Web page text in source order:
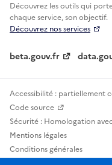
Découvrez les outils qui
chaque service, son objectif.
Découvrez nos services
beta.gouv.fr
Accessibilité : partiellement
Code source
Sécurité : Homologation
Mentions légales
Conditions générales